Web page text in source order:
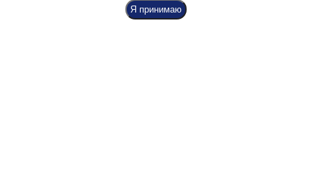
Я принимаю